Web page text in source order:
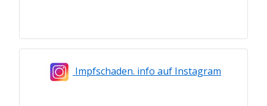
Impfschaden. info auf Instagram